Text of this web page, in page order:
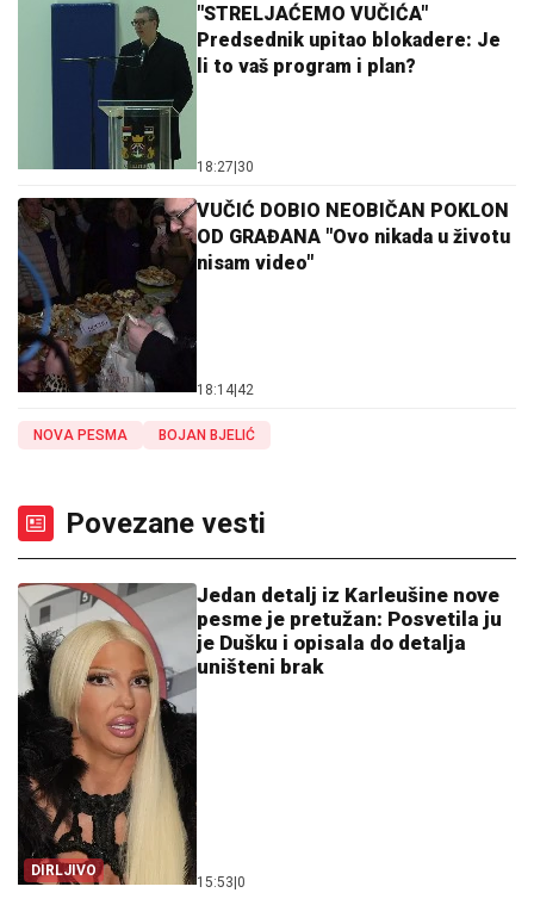
"STRELJAĆEMO VUČIĆA"
Predsednik upitao blokadere: Je
li to vaš program i plan?
18:27 30
VUČIĆ DOBIO NEOBIČAN POKLON
OD GRAĐANA "Ovo nikada u životu
nisam video"
18:14 42
NOVA PESMA BOJAN BJELIĆ
Povezane vesti
DIRLJIVO
Jedan detalj iz Karleušine nove
pesme je pretužan: Posvetila ju
je Dušku i opisala do detalja
uništeni brak
15:53 0